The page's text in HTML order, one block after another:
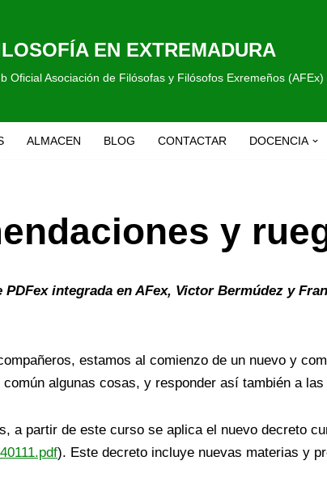
EN EXTREMADURA
Oficial Asociación de Filósofas y Filósofos Exremeños (AFEx)
ALMACEN BLOG CONTACTAR DOCENCIA
y
PDFex integrada en AFex, Victor Bermúdez y
estamos al comienzo de un nuevo y
algunas cosas, y responder así también a
a partir de este curso se aplica el nuevo decreto
). Este decreto incluye nuevas materias y